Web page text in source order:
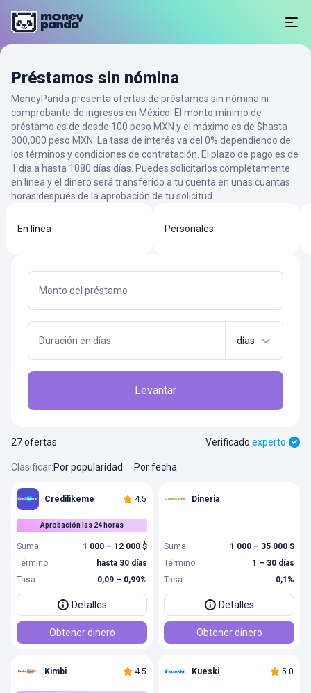
Préstamos sin nómina
MoneyPanda presenta ofertas de préstamos sin nómina ni
comprobante de ingresos en México. El monto mínimo de
préstamo es de desde 100 peso MXN y el máximo es de $hasta
300,000 peso MXN. La tasa de interés va del 0% dependiendo de
los términos y condiciones de contratación. El plazo de pago es de
1 día a hasta 1080 días días. Puedes solicitarlos completamente
en línea y el dinero será transferido a tu cuenta en unas cuantas
horas después de la aprobación de tu solicitud.
En línea Personales
Monto del préstamo
Duración en días días
Levantar
27 ofertas
Clasificar:Por popularidad Por fecha
Verificado experto
Credilikeme 4.5
Aprobación las 24 horas
Suma
1 000 – 12 000 $
Término
hasta 30 días
Tasa
0,09 – 0,99%
Detalles
Obtener dinero
Dineria
Suma
1 000 – 35 000 $
Término
1 – 30 días
Tasa
0,1%
Detalles
Obtener dinero
Kimbi 4.5 Kueski 5.0